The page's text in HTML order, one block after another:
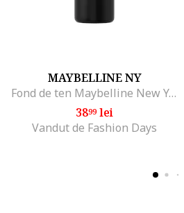
MAYBELLINE NY
Fond de ten Maybelline New York Fit Me Matte & Poreless, 30 ml, Natural Ivory
3899lei
Vandut de Fashion Days